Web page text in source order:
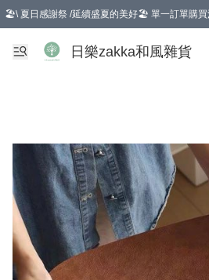
🏖️\ 夏日感謝祭 /延續盛夏的美好🏖️ 單一訂單購
選擇GoGoX住宅/工商地址配送，單一訂單消費
日樂zakka和風雜貨